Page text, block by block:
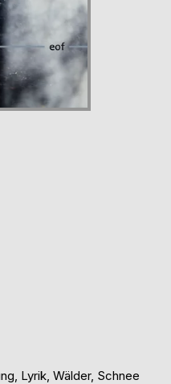
Lyrik, Wälder, Schnee